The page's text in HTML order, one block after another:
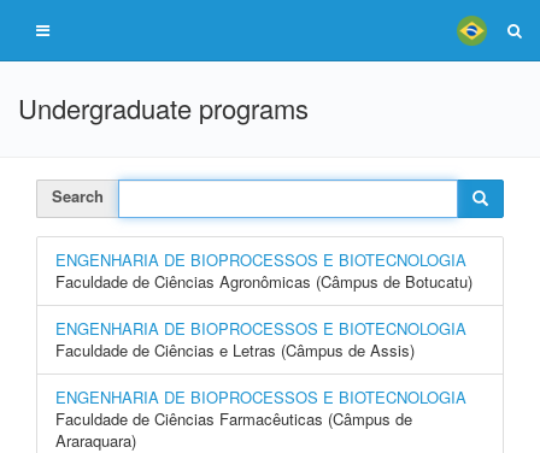
Undergraduate programs
Search
ENGENHARIA DE BIOPROCESSOS E BIOTECNOLOGIA
Faculdade de Ciências Agronômicas (Câmpus de Botucatu)
ENGENHARIA DE BIOPROCESSOS E BIOTECNOLOGIA
Faculdade de Ciências e Letras (Câmpus de Assis)
ENGENHARIA DE BIOPROCESSOS E BIOTECNOLOGIA
Faculdade de Ciências Farmacêuticas (Câmpus de
Araraquara)